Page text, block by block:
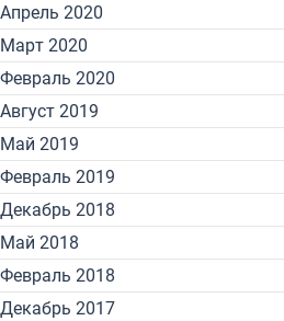
Апрель 2020
Март 2020
Февраль 2020
Август 2019
Май 2019
Февраль 2019
Декабрь 2018
Май 2018
Февраль 2018
Декабрь 2017